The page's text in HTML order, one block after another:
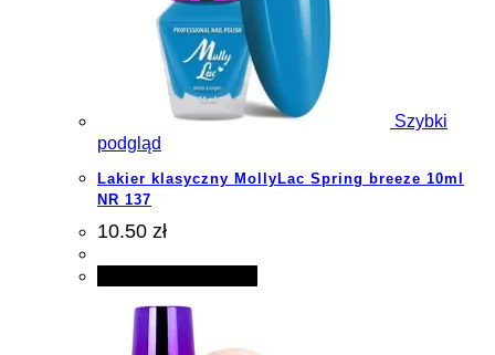
Szybki
podgląd
Lakier klasyczny MollyLac Spring breeze 10ml
NR 137
10.50 zł